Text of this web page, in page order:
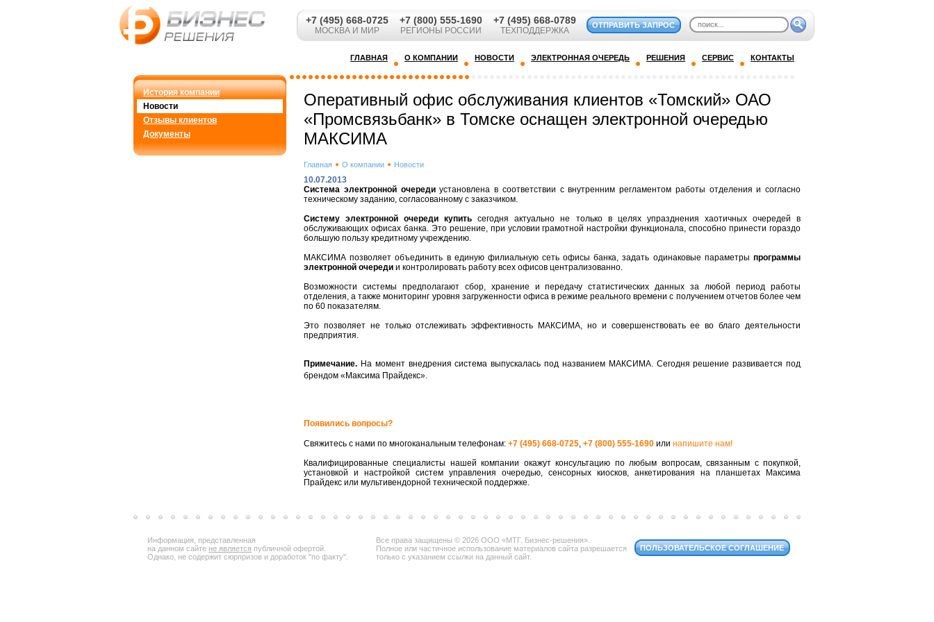
+7 (495) 668-0725
МОСКВА И МИР
+7 (800) 555-1690
РЕГИОНЫ РОССИИ
+7 (495) 668-0789
ТЕХПОДДЕРЖКА
ОТПРАВИТЬ ЗАПРОС
ГЛАВНАЯ О КОМПАНИИ НОВОСТИ ЭЛЕКТРОННАЯ ОЧЕРЕДЬ РЕШЕНИЯ СЕРВИС КОНТАКТЫ
История компании
Новости
Отзывы клиентов
Документы
Оперативный офис обслуживания клиентов «Томский» ОАО
«Промсвязьбанк» в Томске оснащен электронной очередью
МАКСИМА
Главная О компании Новости
10.07.2013
Система электронной очередиустановлена в соответствии с внутренним регламентом работы отделения и согласно
техническому заданию, согласованному с заказчиком.
Систему электронной очереди купитьсегодня актуально не только в целях упразднения хаотичных очередей в
обслуживающих офисах банка. Это решение, при условии грамотной настройки функционала, способно принести гораздо
большую пользу кредитному учреждению.
МАКСИМА позволяет объединить в единую филиальную сеть офисы банка, задать одинаковые параметры программы
электронной очереди и контролировать работу всех офисов централизованно.
Возможности системы предполагают сбор, хранение и передачу статистических данных за любой период работы
отделения, а также мониторинг уровня загруженности офиса в режиме реального времени с получением отчетов более чем
по 60 показателям.
Это позволяет не только отслеживать эффективность МАКСИМА, но и совершенствовать ее во благо деятельности
предприятия.
Примечание. На момент внедрения система выпускалась под названием МАКСИМА. Сегодня решение развивается под
брендом «Максима Прайдекс».
Появились вопросы?
Свяжитесь с нами по многоканальным телефонам: +7 (495) 668-0725, +7 (800) 555-1690 или напишите нам!
Квалифицированные специалисты нашей компании окажут консультацию по любым вопросам, связанным с покупкой,
установкой и настройкой систем управления очередью, сенсорных киосков, анкетирования на планшетах Максима
Прайдекс или мультивендорной технической поддержке.
Информация, представленная
на данном сайте не является публичной офертой.
Однако, не содержит сюрпризов и доработок "по факту".
Все права защищены © 2026 ООО «МТГ. Бизнес-решения».
Полное или частичное использование материалов сайта разрешается
только с указанием ссылки на данный сайт.
ПОЛЬЗОВАТЕЛЬСКОЕ СОГЛАШЕНИЕ